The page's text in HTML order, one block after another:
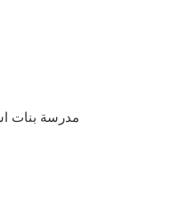
مدرسة بنات